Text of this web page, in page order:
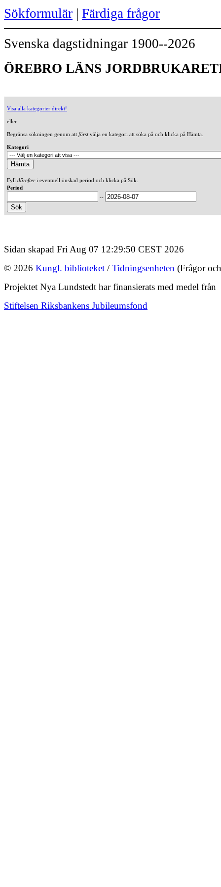
Sökformulär | Färdiga frågor
Svenska dagstidningar 1900--2026
ÖREBRO LÄNS
Visa alla kategorier direkt!
eller
Begränsa sökningen genom att förstvälja en kategori att söka på och klicka på Hämta.
Kategori
Fyll därefteri eventuell önskad period och klicka på Sök.
Period
--
Sidan skapad Fri Aug 07 12:29:50 CEST 2026
© 2026 Kungl. biblioteket /Tidningsenheten (Frågor
Projektet Nya Lundstedt har finansierats med medel från
Stiftelsen Riksbankens Jubileumsfond